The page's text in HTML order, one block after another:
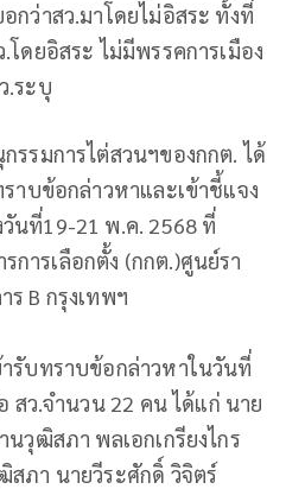
กว่าสว.มาโดยไม่อิสระ ทั้งที่
ดยอิสระ ไม่มีพรรคการเมือง
.ระบุ
รรมการไต่สวนฯของกกต. ได้
าบข้อกล่าวหาและเข้าชี้แจง
นที่19-21 พ.ค. 2568 ที่
การเลือกตั้ง (กกต.)ศูนย์รา
B กรุงเทพฯ
รับทราบข้อกล่าวหาในวันที่
สว.จำนวน 22 คน ได้แก่ นาย
นวุฒิสภา พลเอกเกรียงไกร
สภา นายวีระศักดิ์ วิจิตร์